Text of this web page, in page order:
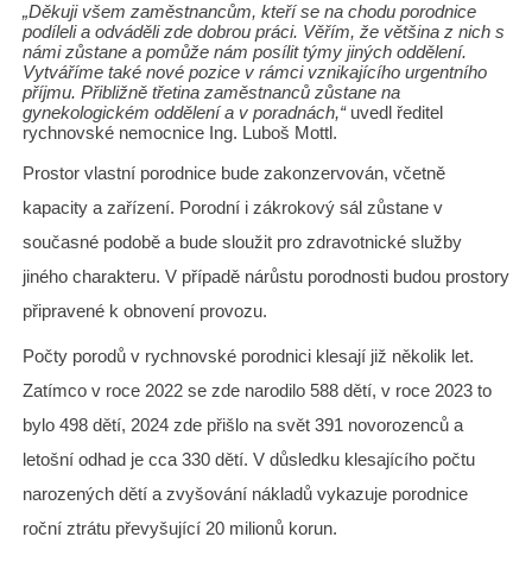
„Děkuji všem zaměstnancům, kteří se na chodu porodnice
podíleli a odváděli zde dobrou práci. Věřím, že většina z nich s
námi zůstane a pomůže nám posílit týmy jiných oddělení.
Vytváříme také nové pozice v rámci vznikajícího urgentního
příjmu. Přibližně třetina zaměstnanců zůstane na
gynekologickém oddělení a v poradnách,“uvedl ředitel
rychnovské nemocnice Ing. Luboš Mottl.
Prostor vlastní porodnice bude zakonzervován, včetně
kapacity a zařízení. Porodní i zákrokový sál zůstane v
současné podobě a bude sloužit pro zdravotnické služby
jiného charakteru. V případě nárůstu porodnosti budou prostory
připravené k obnovení provozu.
Počty porodů v rychnovské porodnici klesají již několik let.
Zatímco v roce 2022 se zde narodilo 588 dětí, v roce 2023 to
bylo 498 dětí, 2024 zde přišlo na svět 391 novorozenců a
letošní odhad je cca 330 dětí. V důsledku klesajícího počtu
narozených dětí a zvyšování nákladů vykazuje porodnice
roční ztrátu převyšující 20 milionů korun.